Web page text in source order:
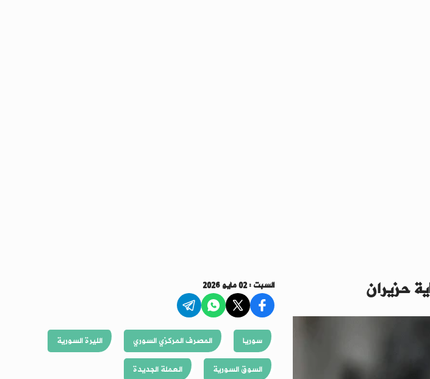
حزيران السبت : 02 مايو 2026
سوريا المصرف المركزي السوري
الليرة السورية
السوق السورية
العملة الجديدة